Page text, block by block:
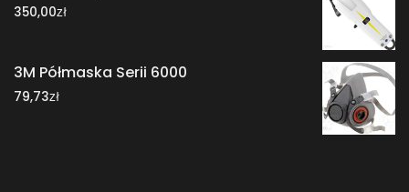
350,00zł
3M Półmaska Serii 6000
79,73zł